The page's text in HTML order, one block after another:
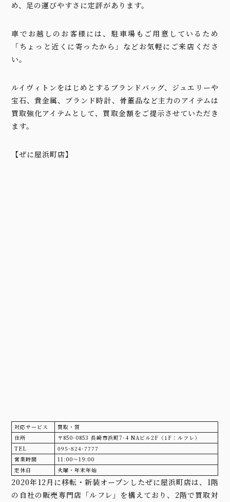
め、足の運びやすさに定評があります。
車でお越しのお客様には、駐車場もご用意しているため
「ちょっと近くに寄ったから」などお気軽にご来店くださ
い。
ルイヴィトンをはじめとするブランドバッグ、ジュエリーや
宝石、貴金属、ブランド時計、骨董品など主力のアイテムは
買取強化アイテムとして、買取金額をご提示させていただき
ます。
【ぜに屋浜町店】
対応サービス
買取・質
住所
〒850-0853 長崎市浜町7-4 NAビル2F（1F：ルフレ）
TEL
095-824-7777
営業時間
11:00〜19:00
定休日
火曜・年末年始
2020年12月に移転・新装オープンしたぜに屋浜町店は、1階
の自社の販売専門店「ルフレ」を構えており、2階で買取対